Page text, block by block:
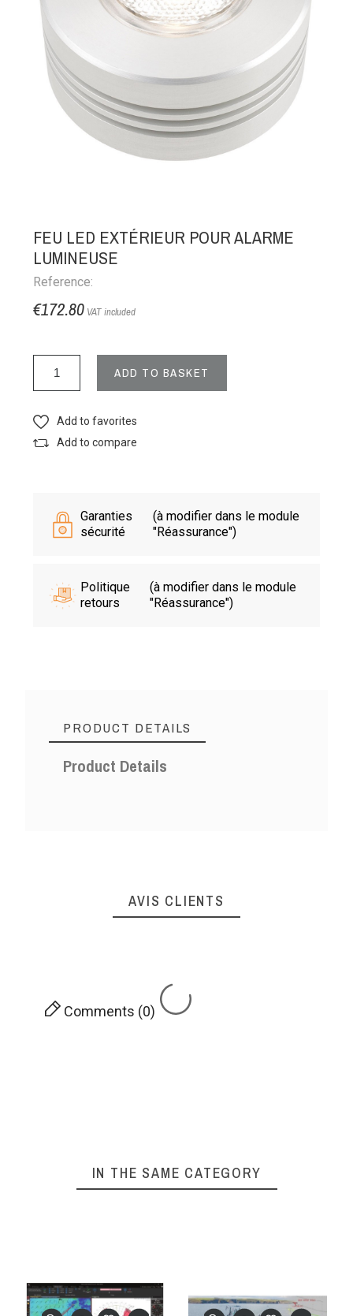
FEU LED EXTÉRIEUR POUR ALARME
LUMINEUSE
Reference:
€172.80 VAT included
ADD TO BASKET
Add to favorites
Add to compare
Garanties
sécurité
(à modifier dans le module
"Réassurance")
Politique
retours
(à modifier dans le module
"Réassurance")
PRODUCT DETAILS
Product Details
AVIS CLIENTS
Comments (0)
IN THE SAME CATEGORY